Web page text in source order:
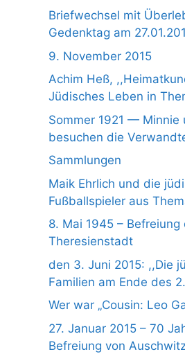
Briefwechsel mit
Gedenktag am
9. November 2015
Achim Heß,
Jüdisches Leben in
Sommer 1921 — Minnie
besuchen die
Sammlungen
Maik Ehrlich und die
Fußballspieler aus
8. Mai 1945 – Befreiung
Theresienstadt
den 3. Juni 2015: ,,Die
Familien am Ende des
Wer war „Cousin: Leo
27. Januar 2015 – 70
Befreiung von